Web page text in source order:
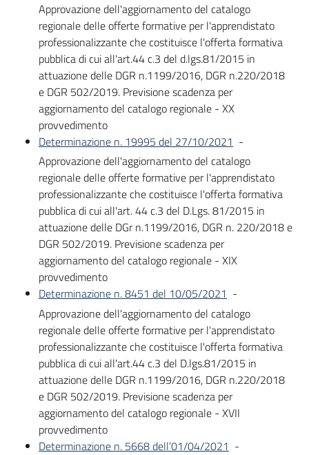
Approvazione dell'aggiornamento del catalogo
regionale delle offerte formative per l'apprendistato
professionalizzante che costituisce l'offerta formativa
pubblica di cui all'art.44 c.3 del d.lgs.81/2015 in
attuazione delle DGR n.1199/2016, DGR n.220/2018
e DGR 502/2019. Previsione scadenza per
aggiornamento del catalogo regionale - XX
provvedimento
Determinazione n. 19995 del 27/10/2021 -
Approvazione dell'aggiornamento del catalogo
regionale delle offerte formative per l'apprendistato
professionalizzante che costituisce l'offerta formativa
pubblica di cui all'art. 44 c.3 del D.Lgs. 81/2015 in
attuazione delle DGr n.1199/2016, DGR n. 220/2018 e
DGR 502/2019. Previsione scadenza per
aggiornamento del catalogo regionale - XIX
provvedimento
Determinazione n. 8451 del 10/05/2021 -
Approvazione dell'aggiornamento del catalogo
regionale delle offerte formative per l'apprendistato
professionalizzante che costituisce l'offerta formativa
pubblica di cui all'art.44 c.3 del D.lgs.81/2015 in
attuazione delle DGR n.1199/2016, DGR n.220/2018
e DGR 502/2019. Previsione scadenza per
aggiornamento del catalogo regionale - XVII
provvedimento
Determinazione n. 5668 dell’01/04/2021 -